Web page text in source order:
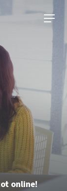
online!